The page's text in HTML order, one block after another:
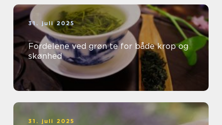
31. juli 2025
Fordelene ved grøn te for både krop og
skønhed
31. juli 2025